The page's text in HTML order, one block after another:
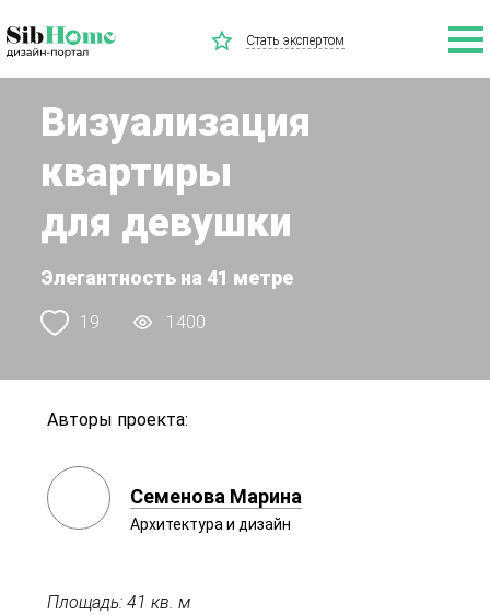
Стать экспертом
Визуализация
квартиры
для девушки
Элегантность на 41 метре
19 1400
Авторы проекта:
Семенова Марина
Архитектура и дизайн
Площадь: 41 кв. м